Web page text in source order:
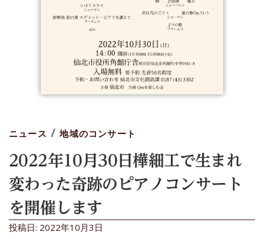
ニュース /地域のコンサート
2022年10月30日樺細工で生まれ
変わった奇跡のピアノコンサート
を開催します
投稿日: 2022年10月3日